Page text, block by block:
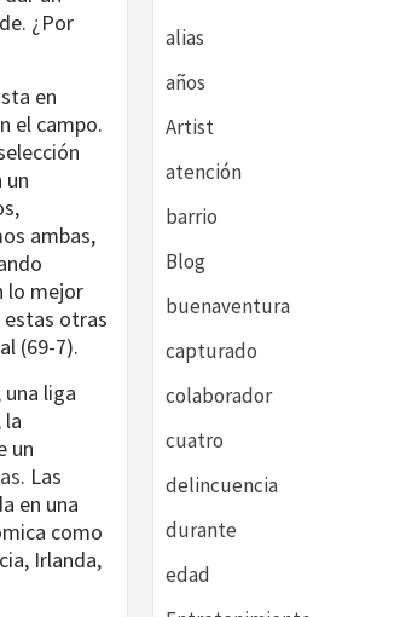
¿Por
en
el campo.
un
ambas,
lo mejor
otras
(69-7).
liga
la
un
. Las
en una
como
Irlanda,
alias
años
Artist
atención
barrio
Blog
buenaventura
capturado
colaborador
cuatro
delincuencia
durante
edad